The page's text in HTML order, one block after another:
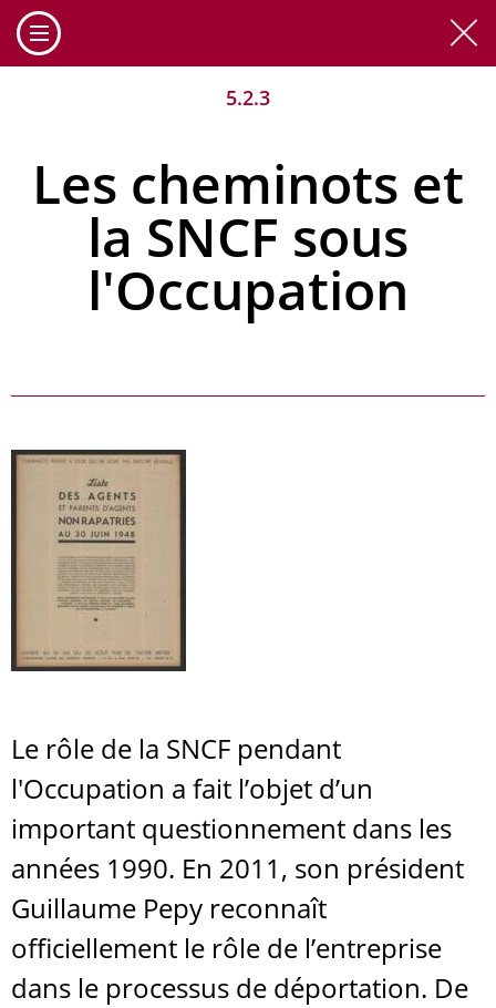
5.2.3
Les cheminots et
la SNCF sous
l'Occupation
Le rôle de la SNCF pendant
l'Occupation a fait l’objet d’un
important questionnement dans les
années 1990. En 2011, son président
Guillaume Pepy reconnaît
officiellement le rôle de l’entreprise
dans le processus de déportation. De
Cookies management panel